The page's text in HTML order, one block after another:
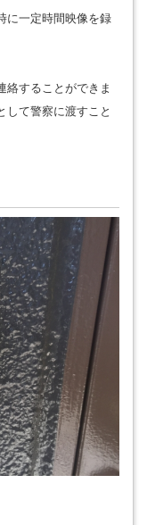
に一定時間映像を録
絡することができま
して警察に渡すこと